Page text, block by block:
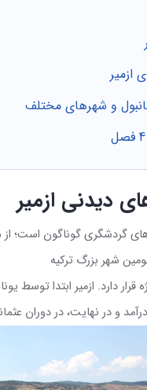
ازمیر
و شهرهای مختلف
دیدنی ازمیر
های گردشگری گوناگون است؛
شهر بزرگ ترکیه
قرار دارد. ازمیر ابتدا
و در نهایت، در دوران